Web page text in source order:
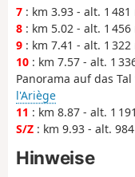
7 : km 3.93 - alt. 1
8 : km 5.02 - alt. 1
9 : km 7.41 - alt. 1 322
10 : km 7.57 - alt. 1
Panorama auf das Tal
l'Ariège
11 : km 8.87 - alt. 1
S/Z : km 9.93 - alt.
Hinweise